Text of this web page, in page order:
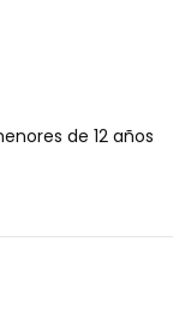
de 12 años